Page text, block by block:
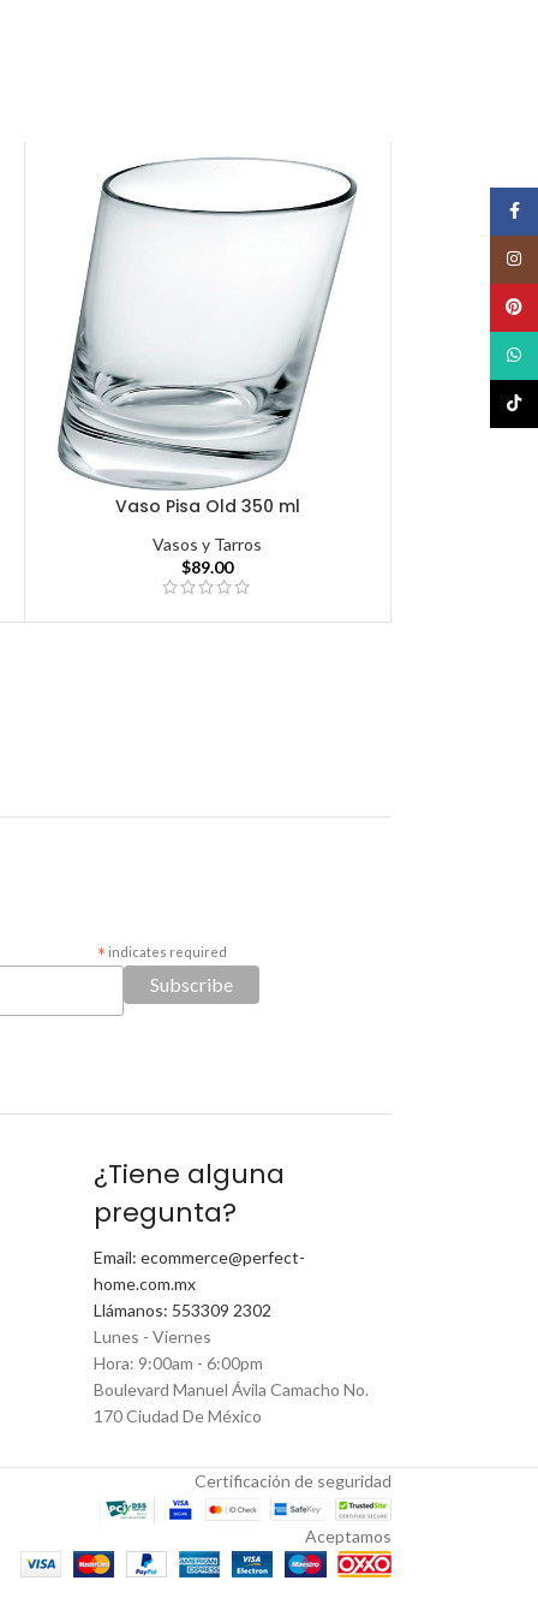
Vaso Pisa Old 350 ml
Vasos y Tarros
$89.00
* indicates required
¿Tiene alguna
pregunta?
Email: ecommerce@perfect-
home.com.mx
Llámanos: 553309 2302
Lunes - Viernes
Hora: 9:00am - 6:00pm
Boulevard Manuel Ávila Camacho No.
170 Ciudad De México
Certificación de seguridad
Aceptamos